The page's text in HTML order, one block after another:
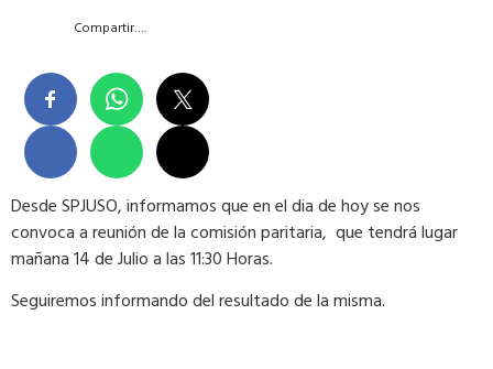
Compartir….
Desde SPJUSO, informamos que en el dia de hoy se nos
convoca a reunión de la comisión paritaria, que tendrá lugar
mañana 14 de Julio a las 11:30 Horas.
Seguiremos informando del resultado de la misma.